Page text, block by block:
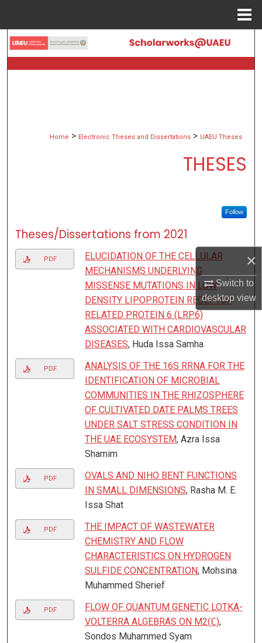
×
Switch to
desktopview
Search
Browse Collections
Digital Commons Network™
Home > Electronic Theses and Dissertations > UAEU Theses
THESES
Follow
Theses/Dissertations from 2021
PDF
ELUCIDATION OF THE CELLULAR
MECHANISMS UNDERLYING
MISSENSE MUTATIONS IN LOW
DENSITY LIPOPROTEIN RECEPTOR
RELATED PROTEIN 6 (LRP6)
ASSOCIATED WITH CARDIOVASCULAR
DISEASES, Huda Issa Samha
PDF
ANALYSIS OF THE 16S RRNA FOR THE
IDENTIFICATION OF MICROBIAL
COMMUNITIES IN THE RHIZOSPHERE
OF CULTIVATED DATE PALMS TREES
UNDER SALT STRESS CONDITION IN
THE UAE ECOSYSTEM, Azra Issa
Shamim
PDF
OVALS AND NIHO BENT FUNCTIONS
IN SMALL DIMENSIONS, Rasha M. E.
Issa Shat
PDF
THE IMPACT OF WASTEWATER
CHEMISTRY AND FLOW
CHARACTERISTICS ON HYDROGEN
SULFIDE CONCENTRATION, Mohsina
Muhammed Sherief
PDF
FLOW OF QUANTUM GENETIC LOTKA-
VOLTERRA ALGEBRAS ON M2(ℂ),
Sondos Muhammed Syam